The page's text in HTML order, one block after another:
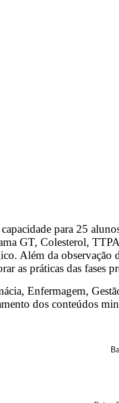
para 25
GT, Colesterol,
Além da observação
as práticas das fases
Enfermagem,
dos conteúdos